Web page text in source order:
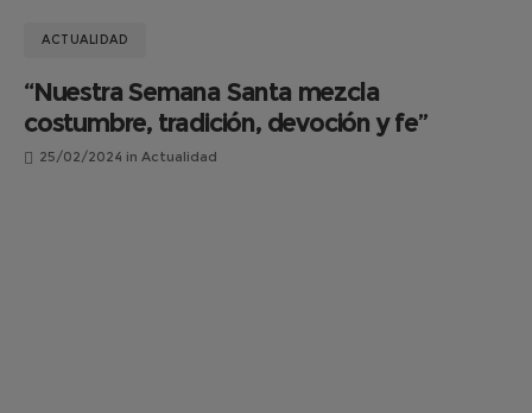
ACTUALIDAD
“Nuestra Semana Santa mezcla
costumbre, tradición, devoción y fe”
25/02/2024 in Actualidad